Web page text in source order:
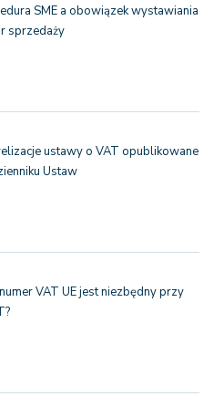
SME a obowiązek wystawiania
sprzedaży
ustawy o VAT opublikowane
Ustaw
VAT UE jest niezbędny przy